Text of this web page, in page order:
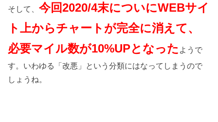
そして、今回2020/4末についにWEBサイ
ト上からチャートが完全に消えて、
必要マイル数が10%UPとなった ようで
す。いわゆる「改悪」という分類にはなってしまうので
しょうね。